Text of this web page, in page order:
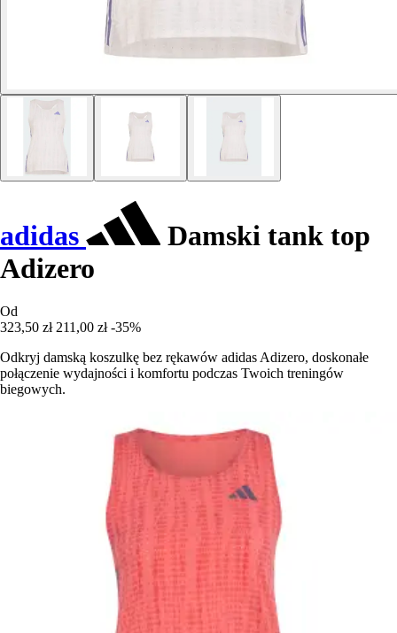
adidas
Damski tank top
Adizero
Od
323,50 zł 211,00 zł -35%
Odkryj damską koszulkę bez rękawów adidas Adizero, doskonałe
połączenie wydajności i komfortu podczas Twoich treningów
biegowych.